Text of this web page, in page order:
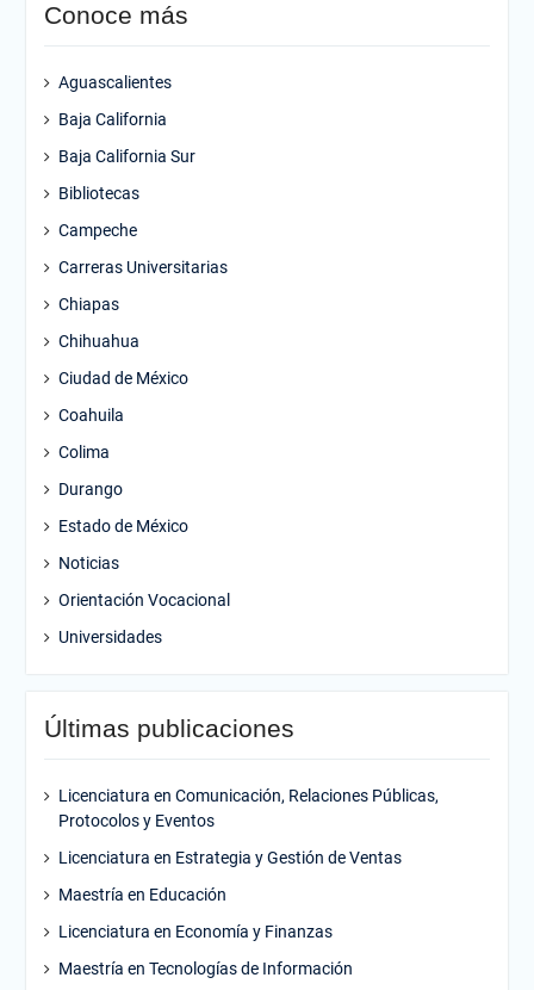
Conoce más
Aguascalientes
Baja California
Baja California Sur
Bibliotecas
Campeche
Carreras Universitarias
Chiapas
Chihuahua
Ciudad de México
Coahuila
Colima
Durango
Estado de México
Noticias
Orientación Vocacional
Universidades
Últimas publicaciones
Licenciatura en Comunicación, Relaciones Públicas,
Protocolos y Eventos
Licenciatura en Estrategia y Gestión de Ventas
Maestría en Educación
Licenciatura en Economía y Finanzas
Maestría en Tecnologías de Información